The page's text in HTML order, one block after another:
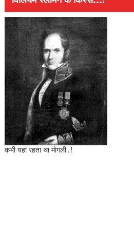
कभी यहां रहता था मोगली...!